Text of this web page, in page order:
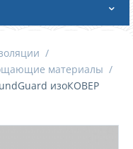
/
материалы /
изоКОВЕР